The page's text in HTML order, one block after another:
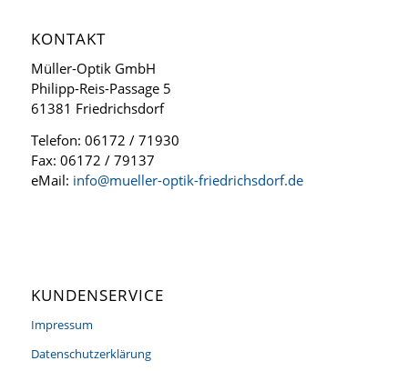
KONTAKT
Müller-Optik GmbH
Philipp-Reis-Passage 5
61381 Friedrichsdorf
Telefon: 06172 / 71930
Fax: 06172 / 79137
eMail: info@mueller-optik-friedrichsdorf.de
KUNDENSERVICE
Impressum
Datenschutzerklärung